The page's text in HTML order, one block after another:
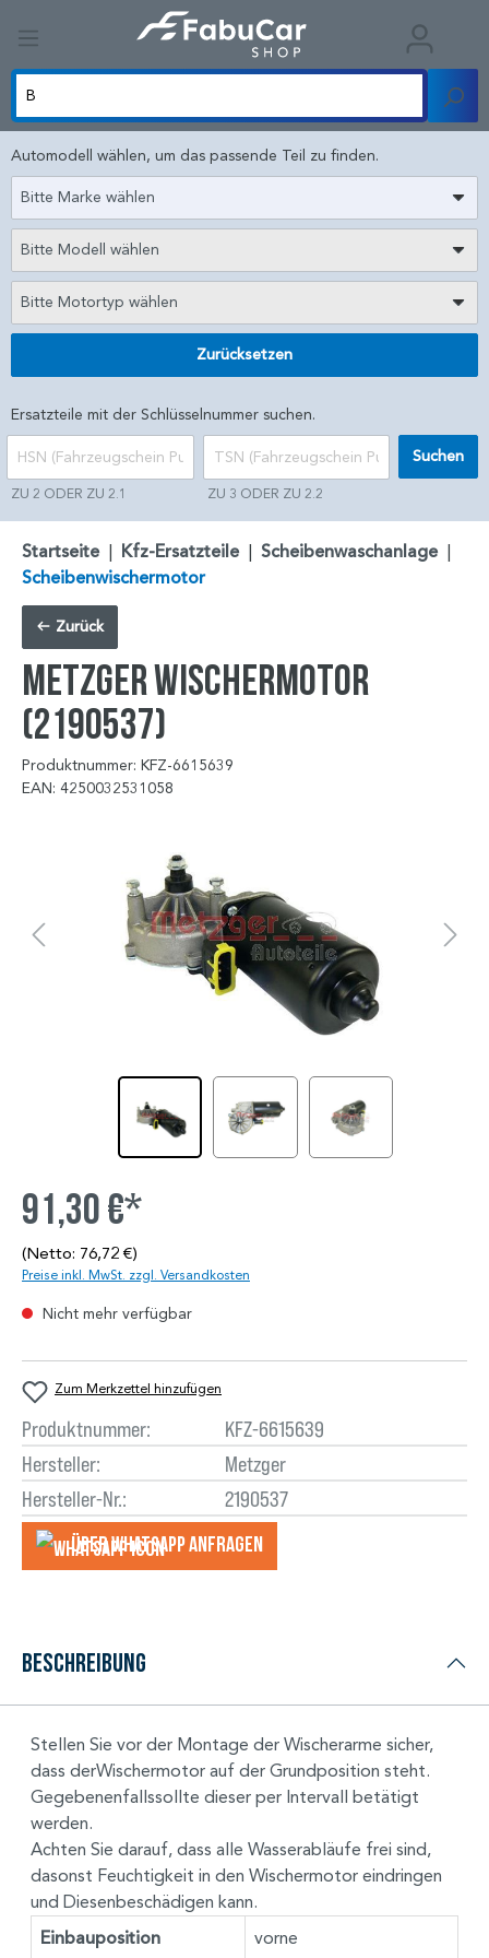
Automodell wählen, um das passende Teil zu finden.
Bitte Marke wählen
Bitte Modell wählen
Bitte Motortyp wählen
Zurücksetzen
Ersatzteile mit der Schlüsselnummer suchen.
ZU 2 ODER ZU 2.1 ZU 3 ODER ZU 2.2
Suchen
Startseite | Kfz-Ersatzteile | Scheibenwaschanlage |
Scheibenwischermotor
Zurück
METZGER Wischermotor
(2190537)
Produktnummer: KFZ-6615639
EAN: 4250032531058
91,30 €*
(Netto: 76,72 €)
Preise inkl. MwSt. zzgl. Versandkosten
Nicht mehr verfügbar
Zum Merkzettel hinzufügen
Produktnummer:
KFZ-6615639
Hersteller:
Metzger
Hersteller-Nr.:
2190537
Über WhatsApp anfragеn
Beschreibung
Stellen Sie vor der Montage der Wischerarme sicher,
dass derWischermotor auf der Grundposition steht.
Gegebenenfallssollte dieser per Intervall betätigt
werden.
Achten Sie darauf, dass alle Wasserabläufe frei sind,
dasonst Feuchtigkeit in den Wischermotor eindringen
und Diesenbeschädigen kann.
Einbauposition vorne